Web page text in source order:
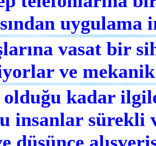
uygulama
vasat bir
ve
olduğu kadar
insanlar sürekli